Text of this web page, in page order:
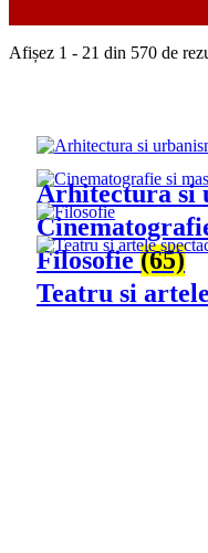
Stiinte
Afișez 1 - 21 din 570 de
Arhitectura si
Filosofie(65)
Teatru si